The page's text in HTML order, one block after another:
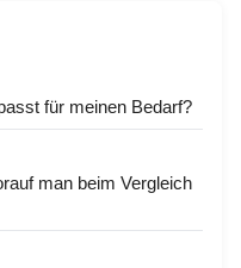
für meinen Bedarf?
man beim Vergleich